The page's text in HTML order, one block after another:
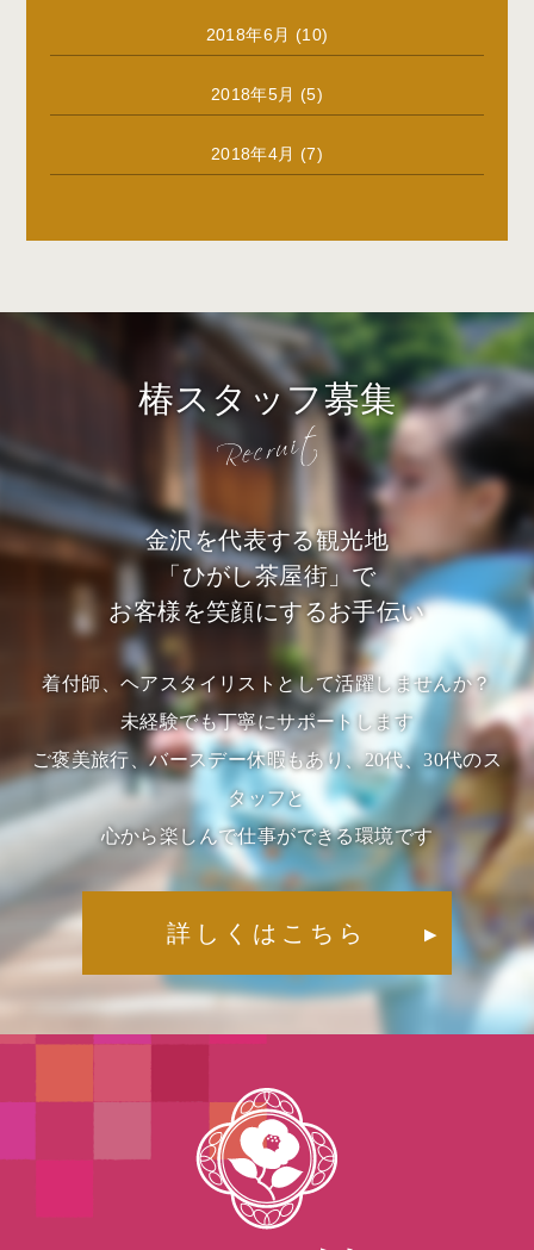
2018年6月 (10)
2018年5月 (5)
2018年4月 (7)
椿スタッフ募集
金沢を代表する観光地
「ひがし茶屋街」で
お客様を笑顔にするお手伝い
着付師、ヘアスタイリストとして活躍しませんか？
未経験でも丁寧にサポートします
ご褒美旅行、バースデー休暇もあり、20代、30代のス
タッフと
心から楽しんで仕事ができる環境です
詳しくはこちら ▶︎